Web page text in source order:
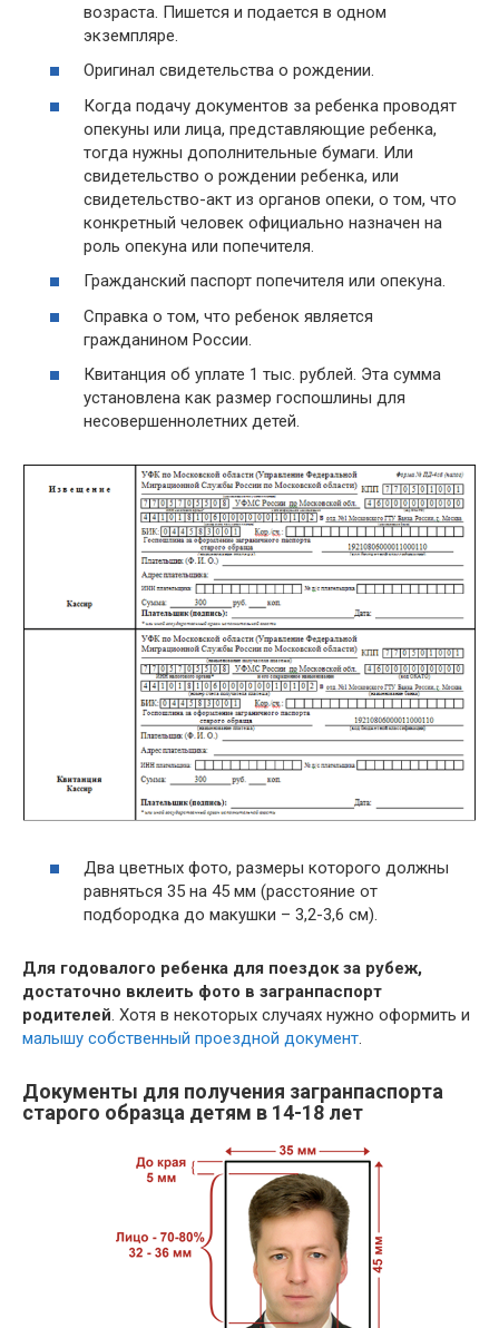
возраста. Пишется и подается в одном
экземпляре.
Оригинал свидетельства о рождении.
Когда подачу документов за ребенка проводят
опекуны или лица, представляющие ребенка,
тогда нужны дополнительные бумаги. Или
свидетельство о рождении ребенка, или
свидетельство-акт из органов опеки, о том, что
конкретный человек официально назначен на
роль опекуна или попечителя.
Гражданский паспорт попечителя или опекуна.
Справка о том, что ребенок является
гражданином России.
Квитанция об уплате 1 тыс. рублей. Эта сумма
установлена как размер госпошлины для
несовершеннолетних детей.
Два цветных фото, размеры которого должны
равняться 35 на 45 мм (расстояние от
подбородка до макушки – 3,2-3,6 см).
Для годовалого ребенка для поездок за рубеж,
достаточно вклеить фото в загранпаспорт
родителей. Хотя в некоторых случаях нужно оформить и
малышу собственный проездной документ.
Документы для получения загранпаспорта
старого образца детям в 14-18 лет